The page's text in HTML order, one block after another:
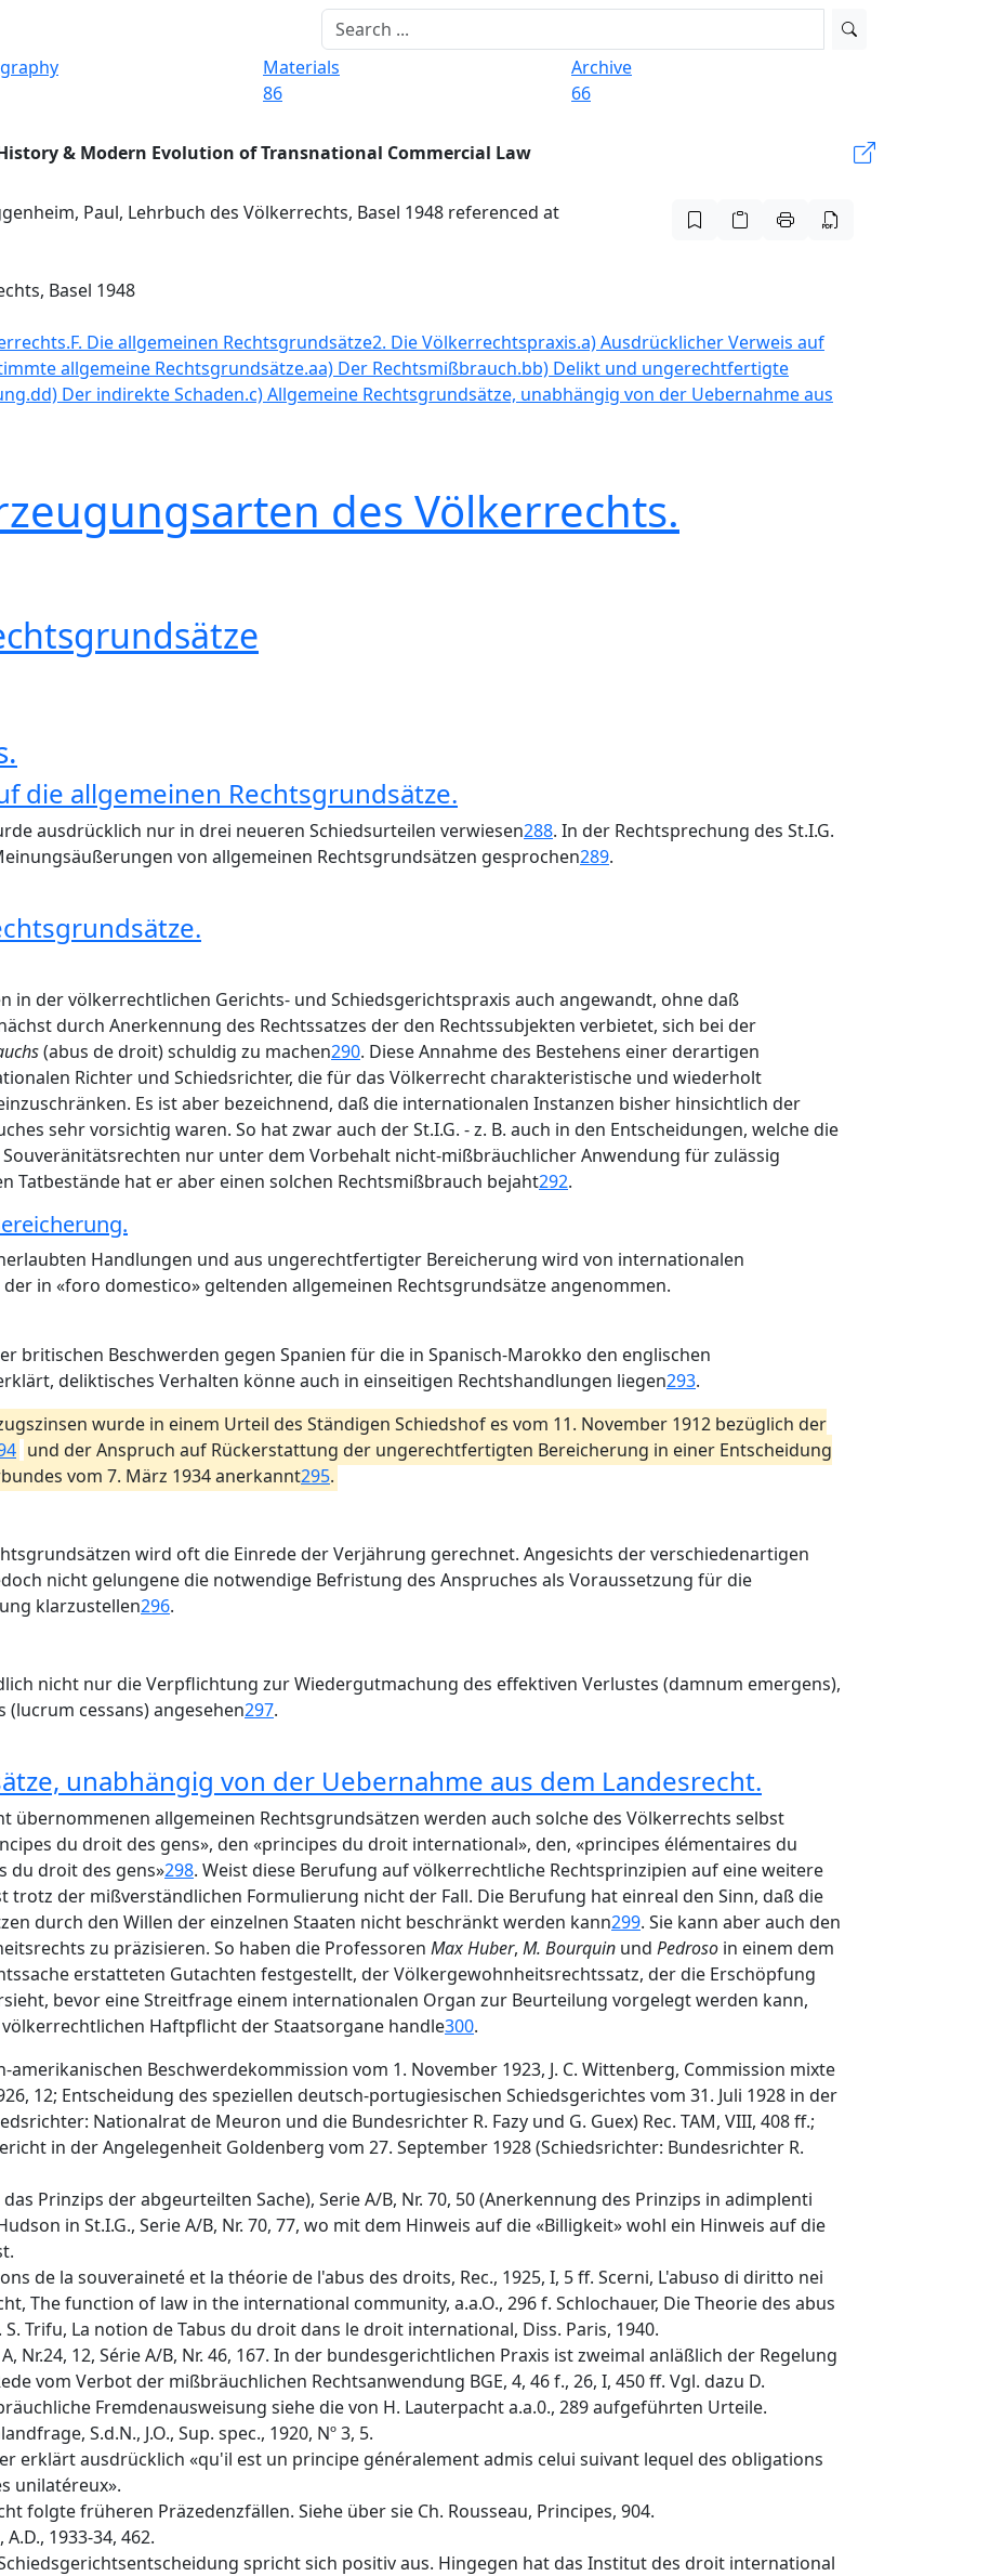
Materials
86
Archive
66
& Modern Evolution of Transnational Commercial Law
Paul, Lehrbuch des Völkerrechts, Basel 1948 referenced at
Basel 1948
F. Die allgemeinen Rechtsgrundsätze2. Die Völkerrechtspraxis.a) Ausdrücklicher Verweis auf
allgemeine Rechtsgrundsätze.aa) Der Rechtsmißbrauch.bb) Delikt und ungerechtfertigte
dd) Der indirekte Schaden.c) Allgemeine Rechtsgrundsätze, unabhängig von der Uebernahme aus
des Völkerrechts.
die allgemeinen Rechtsgrundsätze.
ausdrücklich nur in drei neueren Schiedsurteilen verwiesen288. In der Rechtsprechung des St.I.G.
von allgemeinen Rechtsgrundsätzen gesprochen289.
in der völkerrechtlichen Gerichts- und Schiedsgerichtspraxis auch angewandt, ohne daß
durch Anerkennung des Rechtssatzes der den Rechtssubjekten verbietet, sich bei der
(abus de droit) schuldig zu machen290. Diese Annahme des Bestehens einer derartigen
Richter und Schiedsrichter, die für das Völkerrecht charakteristische und wiederholt
Es ist aber bezeichnend, daß die internationalen Instanzen bisher hinsichtlich der
sehr vorsichtig waren. So hat zwar auch der St.I.G. - z. B. auch in den Entscheidungen, welche die
nur unter dem Vorbehalt nicht-mißbräuchlicher Anwendung für zulässig
Tatbestände hat er aber einen solchen Rechtsmißbrauch bejaht292.
Handlungen und aus ungerechtfertigter Bereicherung wird von internationalen
in «foro domestico» geltenden allgemeinen Rechtsgrundsätze angenommen.
britischen Beschwerden gegen Spanien für die in Spanisch-Marokko den englischen
deliktisches Verhalten könne auch in einseitigen Rechtshandlungen liegen293.
wurde in einem Urteil des Ständigen Schiedshof es vom 11. November 1912 bezüglich der
und der Anspruch auf Rückerstattung der ungerechtfertigten Bereicherung in einer Entscheidung
vom 7. März 1934 anerkannt295.
wird oft die Einrede der Verjährung gerechnet. Angesichts der verschiedenartigen
nicht gelungene die notwendige Befristung des Anspruches als Voraussetzung für die
klarzustellen296.
nicht nur die Verpflichtung zur Wiedergutmachung des effektiven Verlustes (damnum emergens),
cessans) angesehen297.
unabhängig von der Uebernahme aus dem Landesrecht.
übernommenen allgemeinen Rechtsgrundsätzen werden auch solche des Völkerrechts selbst
du droit des gens», den «principes du droit international», den, «principes élémentaires du
du droit des gens»298. Weist diese Berufung auf völkerrechtliche Rechtsprinzipien auf eine weitere
trotz der mißverständlichen Formulierung nicht der Fall. Die Berufung hat einreal den Sinn, daß die
durch den Willen der einzelnen Staaten nicht beschränkt werden kann299. Sie kann aber auch den
zu präzisieren. So haben die Professoren Max Huber, M. Bourquin und Pedroso in einem dem
erstatteten Gutachten festgestellt, der Völkergewohnheitsrechtssatz, der die Erschöpfung
bevor eine Streitfrage einem internationalen Organ zur Beurteilung vorgelegt werden kann,
Haftpflicht der Staatsorgane handle300.
Beschwerdekommission vom 1. November 1923, J. C. Wittenberg, Commission mixte
12; Entscheidung des speziellen deutsch-portugiesischen Schiedsgerichtes vom 31. Juli 1928 in der
Nationalrat de Meuron und die Bundesrichter R. Fazy und G. Guex) Rec. TAM, VIII, 408 ff.;
in der Angelegenheit Goldenberg vom 27. September 1928 (Schiedsrichter: Bundesrichter R.
das Prinzips der abgeurteilten Sache), Serie A/B, Nr. 70, 50 (Anerkennung des Prinzips in adimplenti
in St.I.G., Serie A/B, Nr. 70, 77, wo mit dem Hinweis auf die «Billigkeit» wohl ein Hinweis auf die
de la souveraineté et la théorie de l'abus des droits, Rec., 1925, I, 5 ff. Scerni, L'abuso di diritto nei
The function of law in the international community, a.a.O., 296 f. Schlochauer, Die Theorie des abus
Trifu, La notion de Tabus du droit dans le droit international, Diss. Paris, 1940.
A, Nr.24, 12, Série A/B, Nr. 46, 167. In der bundesgerichtlichen Praxis ist zweimal anläßlich der Regelung
vom Verbot der mißbräuchlichen Rechtsanwendung BGE, 4, 46 f., 26, I, 450 ff. Vgl. dazu D.
Fremdenausweisung siehe die von H. Lauterpacht a.a.0., 289 aufgeführten Urteile.
S.d.N., J.O., Sup. spec., 1920, Nº 3, 5.
erklärt ausdrücklich «qu'il est un principe généralement admis celui suivant lequel des obligations
unilatéreux».
folgte früheren Präzedenzfällen. Siehe über sie Ch. Rousseau, Principes, 904.
1933-34, 462.
spricht sich positiv aus. Hingegen hat das Institut des droit international